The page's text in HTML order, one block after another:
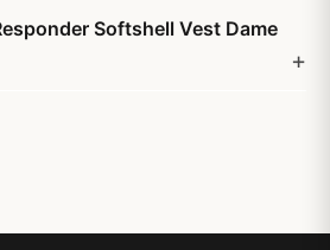
Softshell Vest Dame